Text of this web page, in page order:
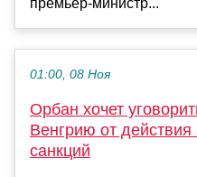
01:00, 08 Ноя
Орбан хочет
Венгрию от действия
санкций